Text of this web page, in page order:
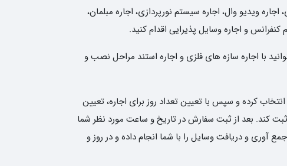
ویدیو وال، اجاره سیستم نورپردازی، اجاره مبلمان،
کنفرانس و اجاره وسایل پذیرایی اقدام کنید.
با اجاره سازه های فلزی و اجاره استند مراحل نصب و
کرده و سپس با تعیین تعداد روز برای اجاره، تعیین
تا پشتیبانی نوین رنتر سفارش شما را ثبت کند. بعد از ثبت سفارش در تاریخ و ساعت مورد نظر شما
آوری و دریافت وسایل را با شما انجام داده و در روز و